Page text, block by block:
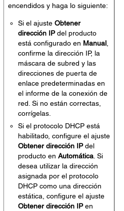
encendidos y haga lo siguiente:
Si el ajuste Obtener
dirección IPdel producto
está configurado en Manual,
confirme la dirección IP, la
máscara de subred y las
direcciones de puerta de
enlace predeterminadas en
el informe de la conexión de
red. Si no están correctas,
corrígelas.
Si el protocolo DHCP está
habilitado, configure el ajuste
Obtener dirección IPdel
producto en Automática. Si
desea utilizar la dirección
asignada por el protocolo
DHCP como una dirección
estática, configure el ajuste
Obtener dirección IPen